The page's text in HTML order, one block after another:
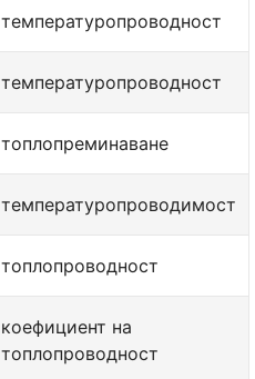
температуропроводност
температуропроводност
топлопреминаване
температуропроводимост
топлопроводност
коефициент на
топлопроводност